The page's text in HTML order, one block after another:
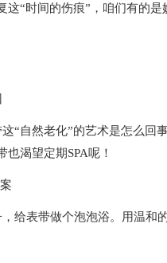
“时间的伤痕”，咱们有的是
自然老化”的艺术是怎么回
渴望定期SPA呢！
表带做个泡泡浴。用温和